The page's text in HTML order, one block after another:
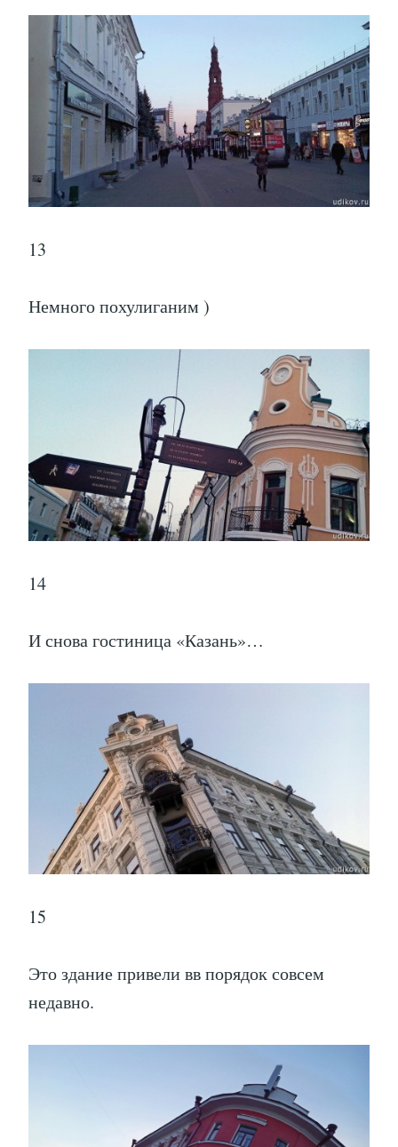
13
Немного похулиганим )
14
И снова гостиница «Казань»…
15
Это здание привели вв порядок совсем
недавно.